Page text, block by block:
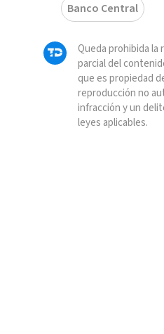
Banco Central
Queda prohibida
parcial del
que es propiedad
reproducción no
infracción y un
leyes aplicables.